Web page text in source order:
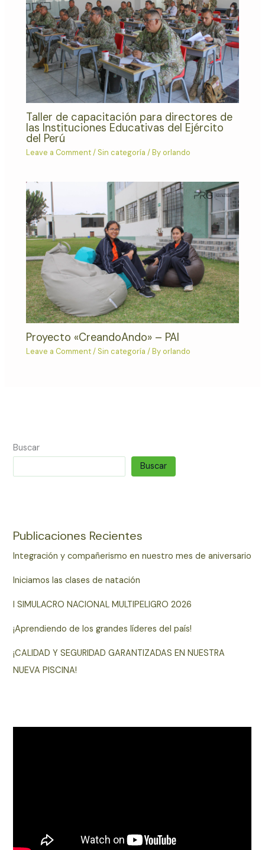
Taller de capacitación para directores de
las Instituciones Educativas del Ejército
del Perú
Leave a Comment/ Sin categoría / Byorlando
Proyecto «CreandoAndo» – PAI
Leave a Comment/ Sin categoría / Byorlando
Buscar
Buscar
Publicaciones Recientes
Integración y compañerismo en nuestro mes de aniversario
Iniciamos las clases de natación
I SIMULACRO NACIONAL MULTIPELIGRO 2026
¡Aprendiendo de los grandes líderes del país!
¡CALIDAD Y SEGURIDAD GARANTIZADAS EN NUESTRA
NUEVA PISCINA!